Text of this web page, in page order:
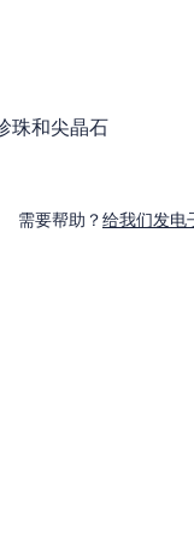
珠和尖晶石
需要帮助？给我们发电